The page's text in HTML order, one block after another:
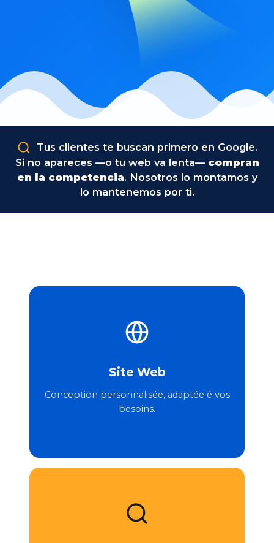
Tus clientes te buscan primero en Google.
Si no apareces —o tu web va lenta— compran
en la competencia. Nosotros lo montamos y
lo mantenemos por ti.
Site Web
Conception personnalisée, adaptée é vos
besoins.